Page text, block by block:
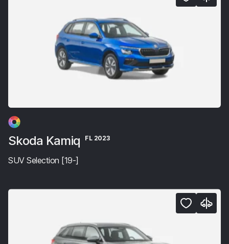
Skoda Kamiq FL 2023
SUV Selection [19-]